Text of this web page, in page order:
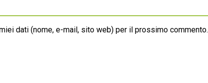
dati (nome, e-mail, sito web) per il prossimo commento.